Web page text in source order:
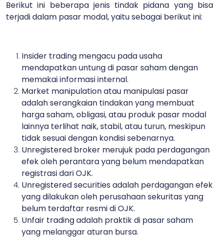
Berikut ini beberapa jenis tindak pidana yang bisa
terjadi dalam pasar modal, yaitu sebagai berikut ini:
Insider trading mengacu pada usaha
mendapatkan untung di pasar saham dengan
memakai informasi internal.
Market manipulationatau manipulasi pasar
adalah serangkaian tindakan yang membuat
harga saham, obligasi, atau produk pasar modal
lainnya terlihat naik, stabil, atau turun, meskipun
tidak sesuai dengan kondisi sebenarnya.
Unregistered broker merujuk pada perdagangan
efek oleh perantara yang belum mendapatkan
registrasi dari OJK.
Unregistered securities adalah perdagangan efek
yang dilakukan oleh perusahaan sekuritas yang
belum terdaftar resmi di OJK.
Unfair tradingadalah praktik di pasar saham
yang melanggar aturan bursa.